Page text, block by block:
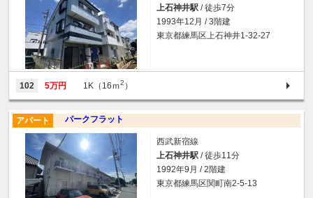
上石神井駅 / 徒歩7分
1993年12月 / 3階建
東京都練馬区上石神井1-32-27
102 5万円 1K（16ｍ2 ）
パークフラット
アパート
西武新宿線
上石神井駅 / 徒歩11分
1992年9月 / 2階建
東京都練馬区関町南2-5-13